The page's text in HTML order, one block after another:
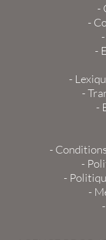
-
-
-
-
-
-
-
-
-
-
-
-